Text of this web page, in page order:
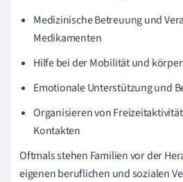
Medizinische Betreuung und
Medikamenten
Hilfe bei der Mobilität und
Emotionale Unterstützung und
Organisieren von
Kontakten
Oftmals stehen Familien vor der
eigenen beruflichen und sozialen